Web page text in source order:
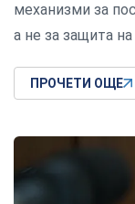
механизми за
а не за защита
ПРОЧЕТИ ОЩЕ